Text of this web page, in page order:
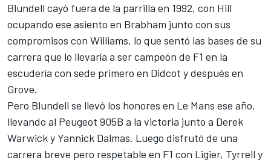
Blundell cayó fuera de la parrilla en 1992, con Hill
ocupando ese asiento en Brabham junto con sus
compromisos con Williams, lo que sentó las bases de su
carrera que lo llevaría a ser campeón de F1 en la
escudería con sede primero en Didcot y después en
Grove.
Pero Blundell se llevó los honores en Le Mans ese año,
llevando al Peugeot 905B a la victoria junto a Derek
Warwick y Yannick Dalmas. Luego disfrutó de una
carrera breve pero respetable en F1 con Ligier, Tyrrell y